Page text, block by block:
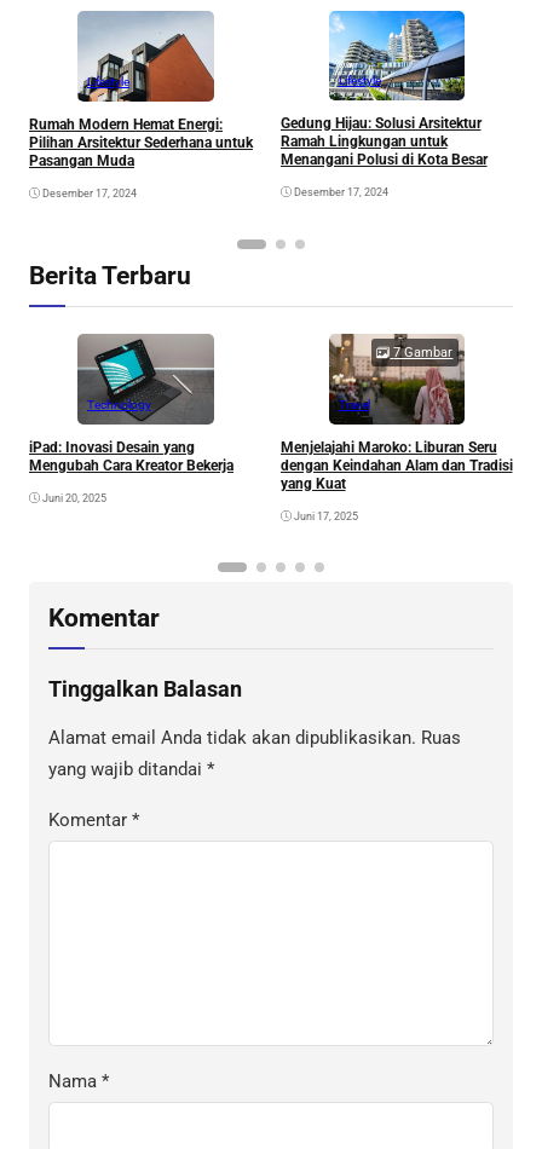
Lifestyle
Rumah Modern Hemat Energi:
Pilihan Arsitektur Sederhana untuk
Pasangan Muda
Desember 17, 2024
Lifestyle
Gedung Hijau: Solusi Arsitektur
Ramah Lingkungan untuk
Menangani Polusi di Kota Besar
Desember 17, 2024
Berita Terbaru
Technology
iPad: Inovasi Desain yang
Mengubah Cara Kreator Bekerja
Juni 20, 2025
7 Gambar
Travel
Menjelajahi Maroko: Liburan Seru
dengan Keindahan Alam dan Tradisi
yang Kuat
Juni 17, 2025
Komentar
Tinggalkan Balasan
Alamat email Anda tidak akan dipublikasikan. Ruas
yang wajib ditandai *
Komentar *
Nama *